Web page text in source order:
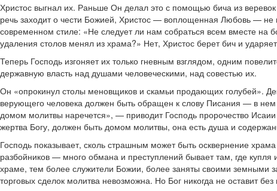
Христос выгнал их. Раньше Он делал это с помощью бича из
речь заходит о чести Божией, Христос — воплощенная Любовь — не
современном стиле: «Не следует ли нам собраться всем вместе на
удаления столов менял из храма?» Нет, Христос берет бич и
Теперь Господь изгоняет их только гневным взглядом, одним
державную власть над душами человеческими, над совестью их.
Он «опрокинул столы меновщиков и скамьи продающих голубей».
верующего человека должен быть обращен к слову Писания — в
домом молитвы наречется», — приводит Господь пророчество
жертва Богу, должен быть домом молитвы, она есть душа и
Господь показывает, сколь страшным может быть осквернение
разбойников — много обмана и преступлений бывает там, где
храме, тем более служители Божии, более заняты своими земными
торговых сделок молитва невозможна. Но Бог никогда не оставит